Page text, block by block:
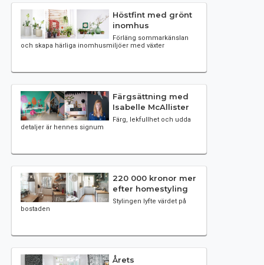
Höstfint med grönt
inomhus
Förläng sommarkänslan
och skapa härliga inomhusmiljöer med växter
Färgsättning med
Isabelle McAllister
Färg, lekfullhet och udda
detaljer är hennes signum
220 000 kronor mer
efter homestyling
Stylingen lyfte värdet på
bostaden
Årets